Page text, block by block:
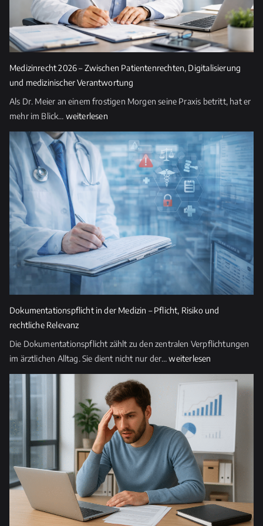
s
e
F
e
l
d
l
e
e
r.
Medizinrecht 2026 – Zwischen Patientenrechten, Digitalisierung
und medizinischer Verantwortung
Als Dr. Meier an einem frostigen Morgen seine Praxis betritt, hat er
mehr im Blick… Medizinrecht
2026
–
Zwischen
Patientenrechten,
Digitalisierung
und
medizinischer
Verantwortung
weiterlesen
Dokumentationspflicht in der Medizin – Pflicht, Risiko und
rechtliche Relevanz
Die Dokumentationspflicht zählt zu den zentralen Verpflichtungen
im ärztlichen Alltag. Sie dient nicht nur der…Dokumentationspflicht
in
der
Pflicht,
Risiko
und
rechtliche
Relevanz
weiterlesen